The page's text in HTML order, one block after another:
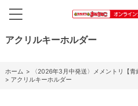
アクリルキーホルダー
ホーム >
〈2026年3月中発送〉メメントリ【青
> アクリルキーホルダー